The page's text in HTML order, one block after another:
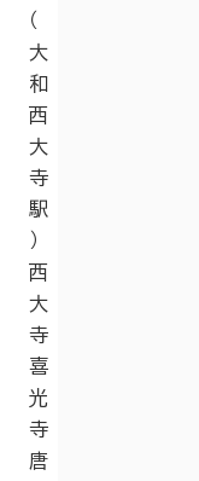
（
大
和
西
大
寺
駅
）
西
大
寺
喜
光
寺
唐